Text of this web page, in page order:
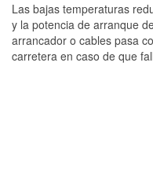
Las bajas temperaturas
y la potencia de arranque
arrancador o cables pasa
carretera en caso de que